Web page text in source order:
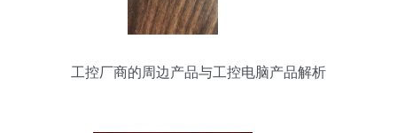
工控厂商的周边产品与工控电脑产品解析